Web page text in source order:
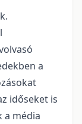
a
időseket is
a média